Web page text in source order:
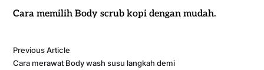
Cara memilih Body scrub kopi dengan mudah.
Previous Article
Cara merawat Body wash susu langkah demi